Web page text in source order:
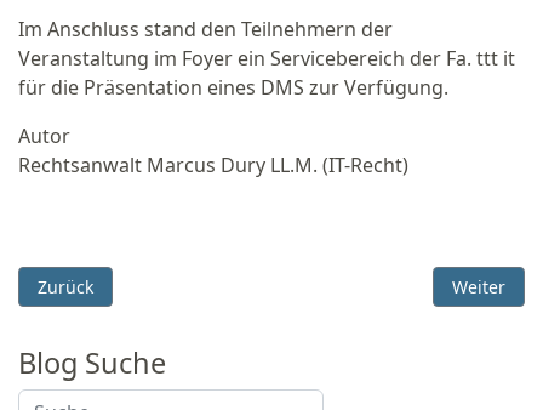
Im Anschluss stand den Teilnehmern der
Veranstaltung im Foyer ein Servicebereich der Fa. ttt it
für die Präsentation eines DMS zur Verfügung.
Autor
Rechtsanwalt Marcus Dury LL.M. (IT-Recht)
Vorheriger Beitrag: Verleihung des Saarländischen Website
Zurück Nächster
Weiter
Blog Suche
Suchen